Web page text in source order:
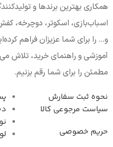
همکاری بهترین برندها و
اسباب‌بازی، اسکوتر، دوچرخه،
و... را برای شما عزیزان فراهم
آموزشی و راهنمای خرید، تلاش
مطمئن را برای شما رقم بزنیم.
نحوه ثبت سفارش
سیاست مرجوعی کال
حریم خصوصی